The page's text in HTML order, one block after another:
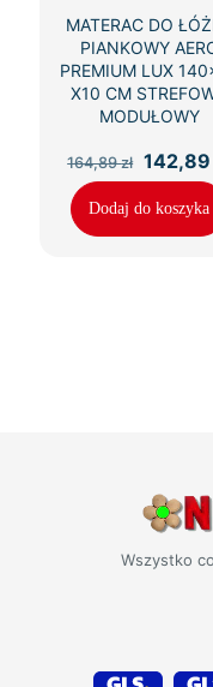
MATERAC DO
PIANKOWY
PREMIUM LUX
X10 CM
MODUŁOWY
164,89zł
cena
164,89
142,89
Dodaj do koszyka
Wszystko